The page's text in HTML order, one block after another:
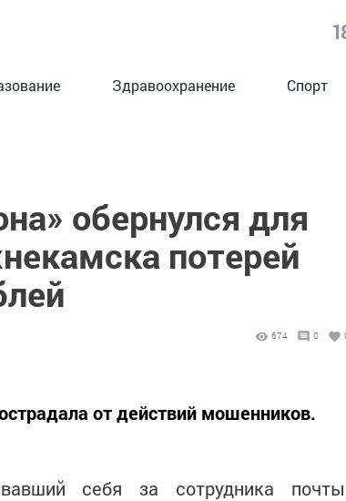
Здравоохранение Спорт
обернулся для
потерей
674 0
от действий мошенников.
себя за сотрудника